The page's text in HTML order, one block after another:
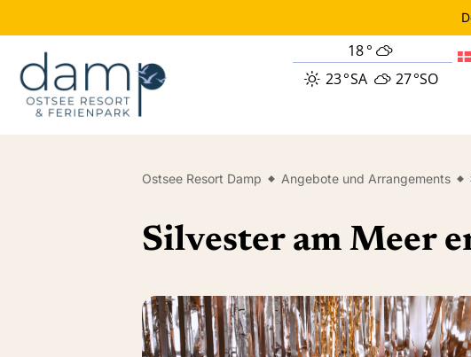
18°
23°SA 27°SO
Ostsee Resort Damp Angebote und Arrangements
Silvester am Meer